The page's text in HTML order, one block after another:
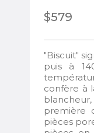
$579
"Biscuit"
puis à
confère à
première
pièces